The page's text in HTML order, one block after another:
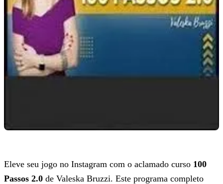
Eleve seu jogo no Instagram com o aclamado curso 100
Passos 2.0 de Valeska Bruzzi. Este programa completo